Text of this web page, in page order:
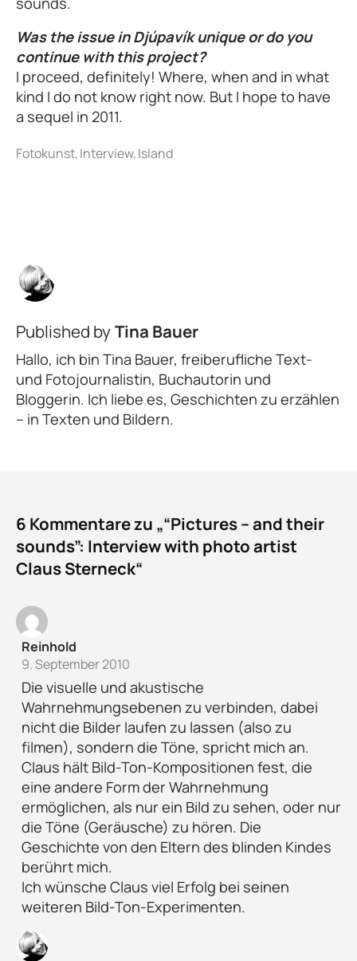
Was the issue in Djúpavík unique or do you
continue with this project?
I proceed, definitely! Where, when and in what
kind I do not know right now. But I hope to have
a sequel in 2011.
Published byTina Bauer
Hallo, ich bin Tina Bauer, freiberufliche Text-
und Fotojournalistin, Buchautorin und
Bloggerin. Ich liebe es, Geschichten zu erzählen
– in Texten und Bildern.
6 Kommentare zu „“Pictures – and their
sounds”: Interview with photo artist
Claus Sterneck“
Reinhold
9. September 2010
Die visuelle und akustische
Wahrnehmungsebenen zu verbinden, dabei
nicht die Bilder laufen zu lassen (also zu
filmen), sondern die Töne, spricht mich an.
Claus hält Bild-Ton-Kompositionen fest, die
eine andere Form der Wahrnehmung
ermöglichen, als nur ein Bild zu sehen, oder nur
die Töne (Geräusche) zu hören. Die
Geschichte von den Eltern des blinden Kindes
berührt mich.
Ich wünsche Claus viel Erfolg bei seinen
weiteren Bild-Ton-Experimenten.